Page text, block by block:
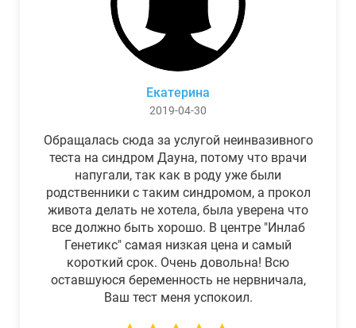
Екатерина
2019-04-30
Обращалась сюда за услугой неинвазивного
теста на синдром Дауна, потому что врачи
напугали, так как в роду уже были
родственники с таким синдромом, а прокол
живота делать не хотела, была уверена что
все должно быть хорошо. В центре "Инлаб
Генетикс" самая низкая цена и самый
короткий срок. Очень довольна! Всю
оставшуюся беременность не нервничала,
Ваш тест меня успокоил.